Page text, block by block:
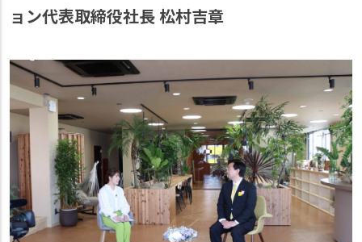
ョン代表取締役社長 松村吉章